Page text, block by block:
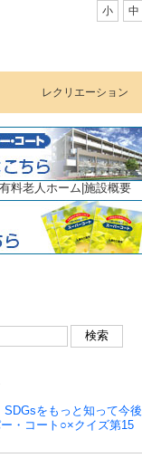
レクリエーション
小 中
料老人ホーム|施設概要
SDGsをもっと知って今後
・コート○×クイズ第15